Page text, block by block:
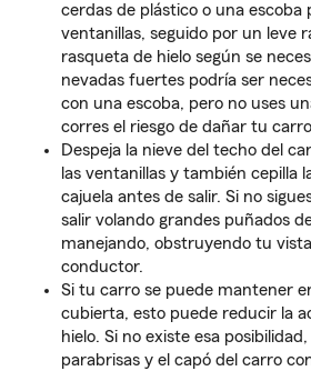
cerdas de plástico o una escoba
ventanillas, seguido por un leve
rasqueta de hielo según se
nevadas fuertes podría ser
con una escoba, pero no uses
corres el riesgo de dañar tu
Despeja la nieve del techo del
las ventanillas y también cepilla
cajuela antes de salir. Si no
salir volando grandes puñados
manejando, obstruyendo tu
conductor.
Si tu carro se puede mantener
cubierta, esto puede reducir la
hielo. Si no existe esa
parabrisas y el capó del carro